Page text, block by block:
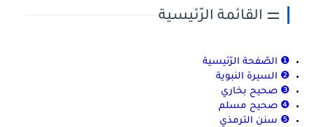
⚌ القائمة الرّئيسية
❶ الصّفحة الرّئيسية
❷ السيرة النبوية
❸ صحيح بخاري
❹ صحيح مسلم
❺ سنن الترمذي